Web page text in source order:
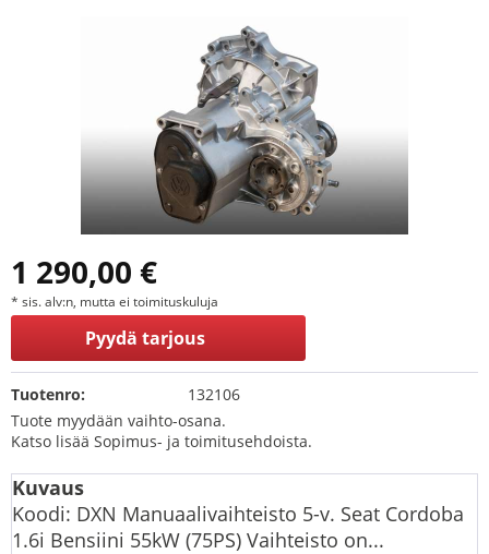
1 290,00 €
* sis. alv:n, mutta ei toimituskuluja
Pyydä tarjous
Tuotenro:
132106
Tuote myydään vaihto-osana.
Katso lisää Sopimus- ja toimitusehdoista.
Kuvaus
Koodi: DXN Manuaalivaihteisto 5-v. Seat Cordoba
1.6i Bensiini 55kW (75PS) Vaihteisto on...